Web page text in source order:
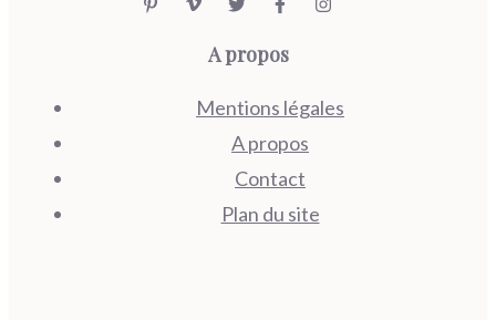
A propos
Mentions légales
A propos
Contact
Plan du site